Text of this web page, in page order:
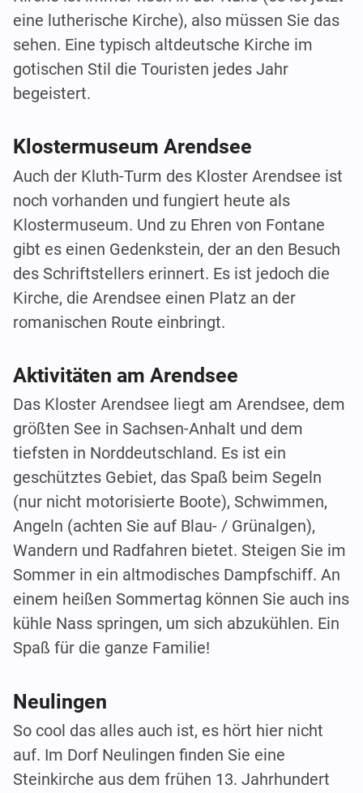
eine lutherische Kirche), also müssen Sie das
sehen. Eine typisch altdeutsche Kirche im
gotischen Stil die Touristen jedes Jahr
begeistert.
Klostermuseum Arendsee
Auch der Kluth-Turm des Kloster Arendsee ist
noch vorhanden und fungiert heute als
Klostermuseum. Und zu Ehren von Fontane
gibt es einen Gedenkstein, der an den Besuch
des Schriftstellers erinnert. Es ist jedoch die
Kirche, die Arendsee einen Platz an der
romanischen Route einbringt.
Aktivitäten am Arendsee
Das Kloster Arendsee liegt am Arendsee, dem
größten See in Sachsen-Anhalt und dem
tiefsten in Norddeutschland. Es ist ein
geschütztes Gebiet, das Spaß beim Segeln
(nur nicht motorisierte Boote), Schwimmen,
Angeln (achten Sie auf Blau- / Grünalgen),
Wandern und Radfahren bietet. Steigen Sie im
Sommer in ein altmodisches Dampfschiff. An
einem heißen Sommertag können Sie auch ins
kühle Nass springen, um sich abzukühlen. Ein
Spaß für die ganze Familie!
Neulingen
So cool das alles auch ist, es hört hier nicht
auf. Im Dorf Neulingen finden Sie eine
Steinkirche aus dem frühen 13. Jahrhundert